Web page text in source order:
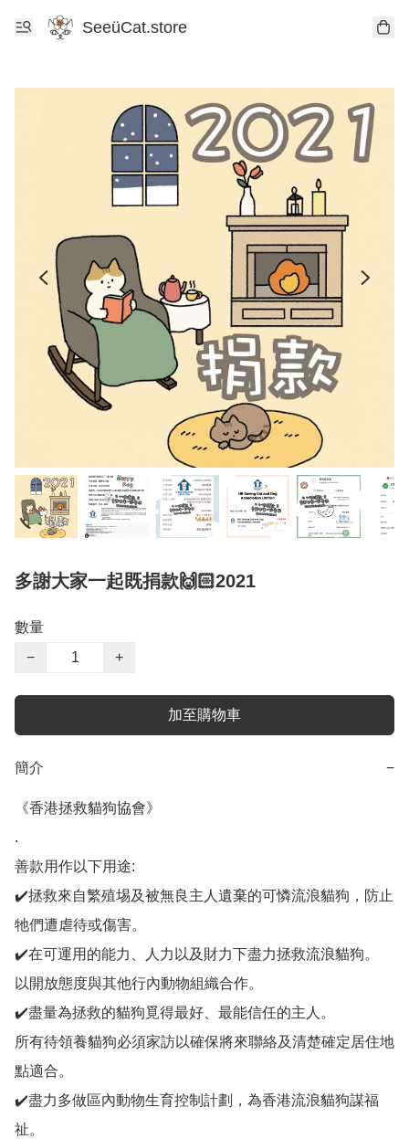
SeeüCat.store
多謝大家一起既捐款🙌🏻2021
數量
−
+
加至購物車
簡介 −
《香港拯救貓狗協會》
.
善款用作以下用途:
✔️拯救來自繁殖埸及被無良主人遺棄的可憐流浪貓狗，防止
牠們遭虐待或傷害。
✔️在可運用的能力、人力以及財力下盡力拯救流浪貓狗。
以開放態度與其他行內動物組織合作。
✔️盡量為拯救的貓狗覓得最好、最能信任的主人。
所有待領養貓狗必須家訪以確保將來聯絡及清楚確定居住地
點適合。
✔️盡力多做區內動物生育控制計劃，為香港流浪貓狗謀福
祉。